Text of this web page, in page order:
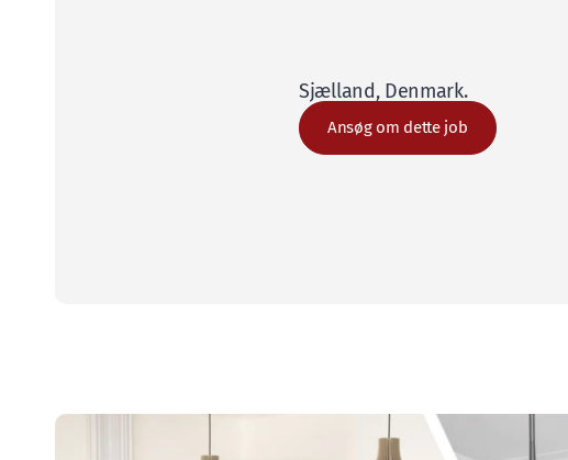
Sjælland, Denmark.
Ansøg om dette job